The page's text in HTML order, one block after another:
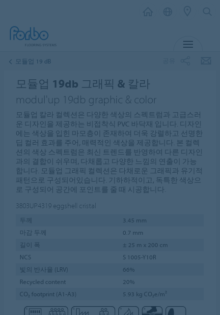
모듈업 19 dB
모듈업 19db 그래픽 & 칼라
modul'up 19db graphic & color
모듈업 칼라 컬렉션은 다양한 색상의 스펙트럼과 고급스러
운 디자인을 제공하는 비접착식 PVC 바닥재 입니다. 디자인
에는 색상을 입힌 마모층이 존재하여 더욱 강렬하고 선명한
딥 컬러 효과를 주어, 매력적인 색상을 제공합니다. 본 컬렉
션의 색상 스펙트럼은 최신 트렌드를 반영하여 다른 디자인
과의 결합이 쉬우며, 다채롭고 다양한 느낌의 연출이 가능
합니다. 모듈업 그래픽 컬렉션은 다채로운 그래픽과 유기적
패턴으로 구성되어있습니다. 기하하적이고, 독특한 색상으
로 구성되어 공간에 포인트를 줄 때 시공합니다.
3803UP4319 eggshell cristal
두께
3.45 mm
마감 두께
0.7 mm
길이 폭
± 25 m x 200 cm
NCS
S 1005-Y10R
빛의 반사율 (LRV)
66%
Recycled content
20%
CO₂ footprint (A1-A3)
5.93 kg CO₂e/m²